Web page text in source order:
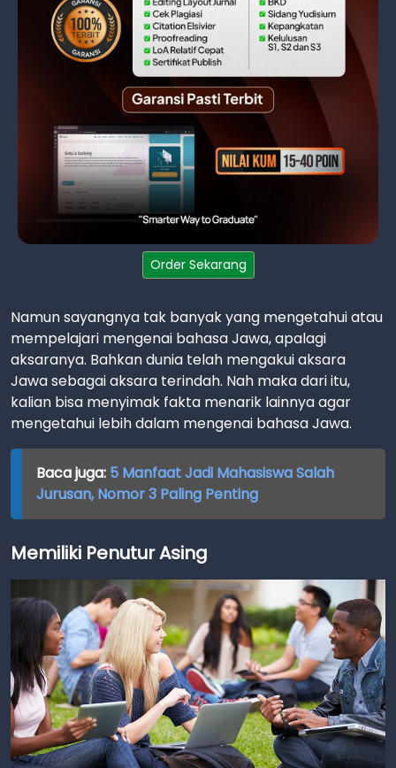
Order Sekarang
Namun sayangnya tak banyak yang mengetahui atau
mempelajari mengenai bahasa Jawa, apalagi
aksaranya. Bahkan dunia telah mengakui aksara
Jawa sebagai aksara terindah. Nah maka dari itu,
kalian bisa menyimak fakta menarik lainnya agar
mengetahui lebih dalam mengenai bahasa Jawa.
Baca juga: 5 Manfaat Jadi Mahasiswa Salah
Jurusan, Nomor 3 Paling Penting
Memiliki Penutur Asing